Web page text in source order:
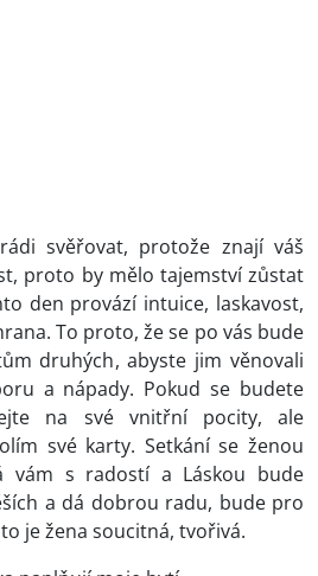
svěřovat, protože znají váš
proto by mělo tajemství zůstat
den provází intuice, laskavost,
To proto, že se po vás bude
druhých, abyste jim věnovali
a nápady. Pokud se budete
na své vnitřní pocity, ale
své karty. Setkání se ženou
vám s radostí a Láskou bude
a dá dobrou radu, bude pro
je žena soucitná, tvořivá.